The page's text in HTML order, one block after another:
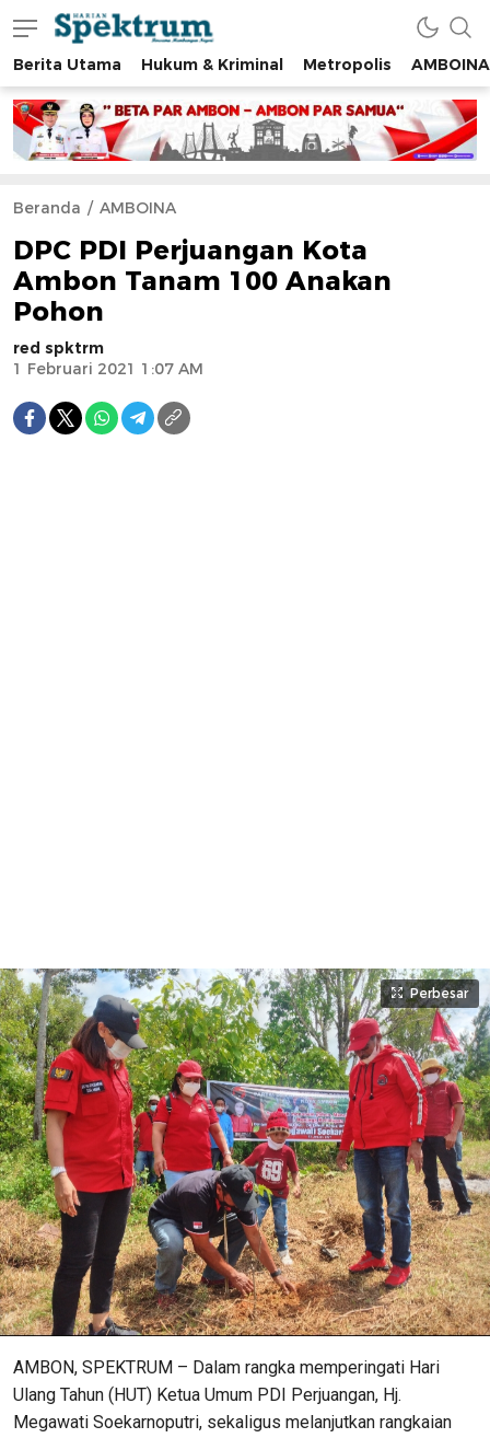
spektrumonline.com
Berita Utama Hukum & Kriminal Metropolis AMBOINA
Beranda AMBOINA
DPC PDI Perjuangan Kota
Ambon Tanam 100 Anakan
Pohon
red spktrm
1 Februari 2021 1:07 AM
Perbesar
AMBON, SPEKTRUM – Dalam rangka memperingati Hari
Ulang Tahun (HUT) Ketua Umum PDI Perjuangan, Hj.
Megawati Soekarnoputri, sekaligus melanjutkan rangkaian